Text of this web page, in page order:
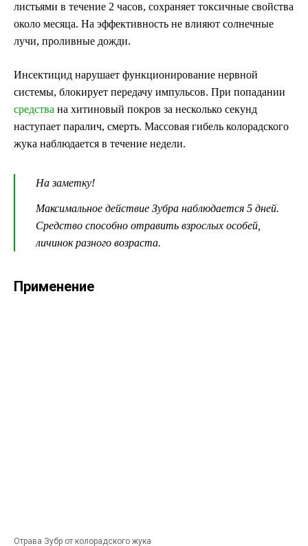
листьями в течение 2 часов, сохраняет токсичные свойства
около месяца. На эффективность не влияют солнечные
лучи, проливные дожди.
Инсектицид нарушает функционирование нервной
системы, блокирует передачу импульсов. При попадании
средства на хитиновый покров за несколько секунд
наступает паралич, смерть. Массовая гибель колорадского
жука наблюдается в течение недели.
На заметку!
Максимальное действие Зубра наблюдается 5 дней.
Средство способно отравить взрослых особей,
личинок разного возраста.
Применение
Отрава Зубр от колорадского жука